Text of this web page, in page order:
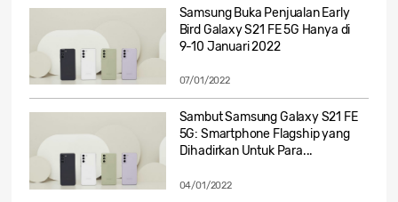
Samsung Buka Penjualan Early
Bird Galaxy S21 FE 5G Hanya di
9-10 Januari 2022
07/01/2022
Sambut Samsung Galaxy S21 FE
5G: Smartphone Flagship yang
Dihadirkan Untuk Para...
04/01/2022